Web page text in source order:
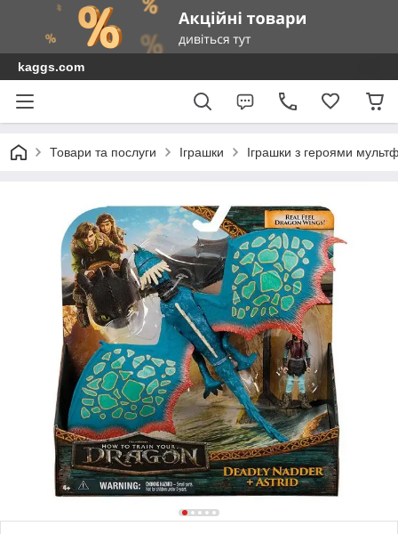
kaggs.com
Товари та послуги Іграшки Іграшки з героями